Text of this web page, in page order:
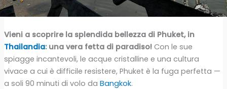
Vieni a scoprire la splendida bellezza di Phuket, in
Thailandia: una vera fetta di paradiso!Con le sue
spiagge incantevoli, le acque cristalline e una cultura
vivace a cui è difficile resistere, Phuket è la fuga perfetta —
a soli 90 minuti di volo da Bangkok.